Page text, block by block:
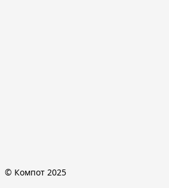
© Компот 2025